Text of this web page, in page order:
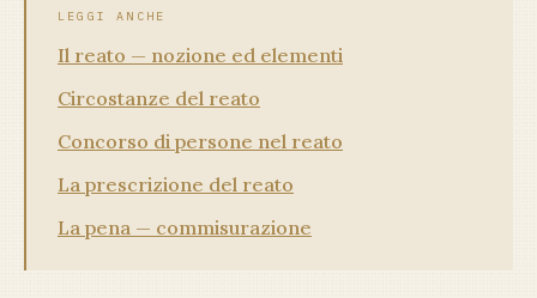
LEGGI ANCHE
Il reato — nozione ed elementi
Circostanze del reato
Concorso di persone nel reato
La prescrizione del reato
La pena — commisurazione